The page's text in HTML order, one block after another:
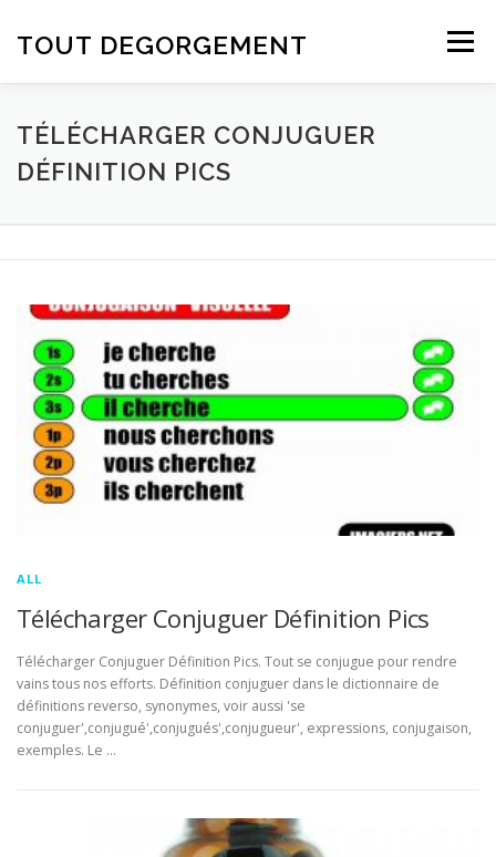
TOUT DEGORGEMENT Menu
TÉLÉCHARGER CONJUGUER
DÉFINITION PICS
ALL
Télécharger Conjuguer Définition Pics
Télécharger Conjuguer Définition Pics. Tout se conjugue pour rendre
vains tous nos efforts. Définition conjuguer dans le dictionnaire de
définitions reverso, synonymes, voir aussi 'se
conjuguer',conjugué',conjugués',conjugueur', expressions, conjugaison,
exemples. Le …